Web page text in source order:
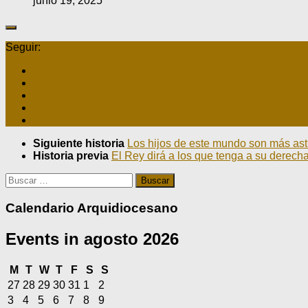
Seguir:
Siguiente historia Los hijos de este mundo son más
Historia previa El Rey dirá a los que tenga a su
Buscar:
Calendario Arquidiocesano
Events in agosto 2026
M lunes
Tmartes
Wmiércoles
Tjueves
Fviernes
Ssábado
Sdomingo
27 julio
27,
28julio
28,
29julio
29,
30julio
30,
31 julio
31,
1 agosto
2
2,
3agosto
4agosto
5agosto
6agosto
7 agosto
8agosto
9agosto